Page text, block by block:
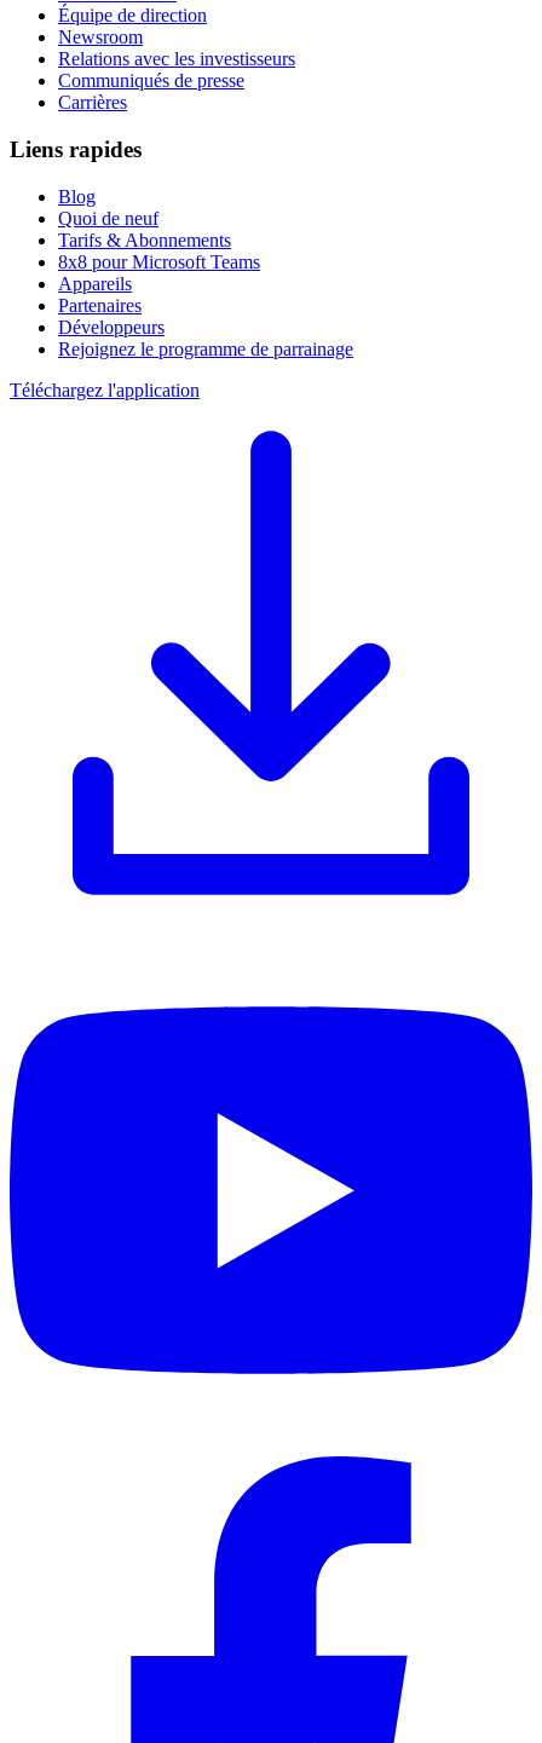
Équipe de direction
Newsroom
Relations avec les investisseurs
Communiqués de presse
Carrières
Liens rapides
Blog
Quoi de neuf
Tarifs & Abonnements
8x8 pour Microsoft Teams
Appareils
Partenaires
Développeurs
Rejoignez le programme de parrainage
Téléchargez l'application